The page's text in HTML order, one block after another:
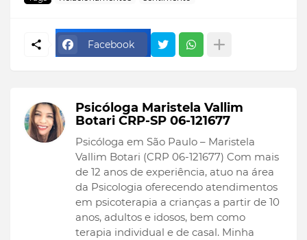
Facebook
Psicóloga Maristela Vallim
Botari CRP-SP 06-121677
Psicóloga em São Paulo – Maristela
Vallim Botari (CRP 06-121677) Com mais
de 12 anos de experiência, atuo na área
da Psicologia oferecendo atendimentos
em psicoterapia a crianças a partir de 10
anos, adultos e idosos, bem como
terapia individual e de casal. Minha